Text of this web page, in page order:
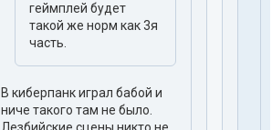
геймплей будет
такой же норм как 3я
часть.
В киберпанк играл бабой и
ниче такого там не было.